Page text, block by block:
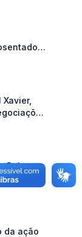
Bebeto
civis
da ação